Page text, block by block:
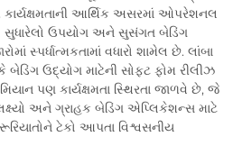
આર્થિક અસરમાં ઓપરેશનલ
સુધારેલો ઉપયોગ અને સુસંગત બેડિંગ
સ્પર્ધાત્મકતામાં વધારો શામેલ છે. લાંબા
બેડિંગ ઉદ્યોગ માટેની સોફ્ટ ફોમ રીલીઝ
પણ કાર્યક્ષમતા સ્થિરતા જાળવે છે, જે
અને ગ્રાહક બેડિંગ એપ્લિકેશન્સ માટે
ટેકો આપતા વિશ્વસનીય